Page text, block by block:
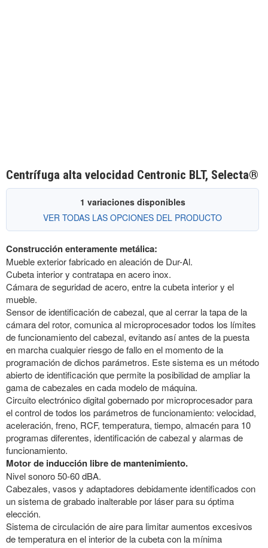
Centrífuga alta velocidad Centronic BLT, Selecta®
1 variaciones disponibles
VER TODAS LAS OPCIONES DEL PRODUCTO
Construcción enteramente metálica:
Mueble exterior fabricado en aleación de Dur-Al.
Cubeta interior y contratapa en acero inox.
Cámara de seguridad de acero, entre la cubeta interior y el
mueble.
Sensor de identificación de cabezal, que al cerrar la tapa de la
cámara del rotor, comunica al microprocesador todos los límites
de funcionamiento del cabezal, evitando así antes de la puesta
en marcha cualquier riesgo de fallo en el momento de la
programación de dichos parámetros. Este sistema es un método
abierto de identificación que permite la posibilidad de ampliar la
gama de cabezales en cada modelo de máquina.
Circuito electrónico digital gobernado por microprocesador para
el control de todos los parámetros de funcionamiento: velocidad,
aceleración, freno, RCF, temperatura, tiempo, almacén para 10
programas diferentes, identificación de cabezal y alarmas de
funcionamiento.
Motor de inducción libre de mantenimiento.
Nivel sonoro 50-60 dBA.
Cabezales, vasos y adaptadores debidamente identificados con
un sistema de grabado inalterable por láser para su óptima
elección.
Sistema de circulación de aire para limitar aumentos excesivos
de temperatura en el interior de la cubeta con la mínima